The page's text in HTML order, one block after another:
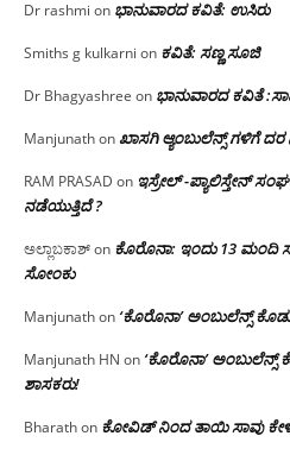
Dr rashmi on ಭಾನುವಾರದ ಕವಿತೆ: ಉಸಿರು
Smiths g kulkarni on ಕವಿತೆ: ಸಣ್ಣ ಸೂಜಿ
Dr Bhagyashree on ಭಾನುವಾರದ ಕವಿತೆ
Manjunathonಖಾಸಗಿ ಆ್ಯಂಬುಲೆನ್ಸ್ ಗಳಿಗೆ
RAM PRASAD on ಇಸ್ರೇಲ್ -ಪ್ಯಾಲಿಸ್ತೇನ್
ನಡೆಯುತ್ತಿದೆ ?
ಅಲ್ಲಾಬಕಾಶ್on ಕೊರೊನಾ: ಇಂದು 13 ಮಂದಿ
ಸೋಂಕು
Manjunathon ‘ಕೊರೊನಾ’ ಅಂಬುಲೆನ್ಸ್
Manjunath HN on ‘ಕೊರೊನಾ’
ಶಾಸಕರು!
Bharathon ಕೋವಿಡ್ ನಿಂದ ತಾಯಿ ಸಾವು